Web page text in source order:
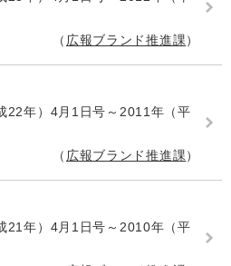
広報ブランド推進課
年）4月1日号～2011年（平
広報ブランド推進課
年）4月1日号～2010年（平